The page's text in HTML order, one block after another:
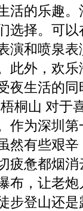
活的乐趣
选择。可
演和喷泉
此外，欢
夜生活的
桐山 对于
作为深圳
然有些艰
疲惫都烟
布，让老
步登山还